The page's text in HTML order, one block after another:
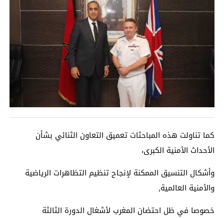
كما تناولت هذه المباحثات تعميق التعاون الثنائي بشأن
الأحداث الأمنية الكبرى،
وأشكال التنسيق الممكنة لإنجاح تنظيم التظاهرات الرياضية
والأمنية العالمية,
خصوصا في ظل احتضان المغرب لأشغال الدورة الثالثة